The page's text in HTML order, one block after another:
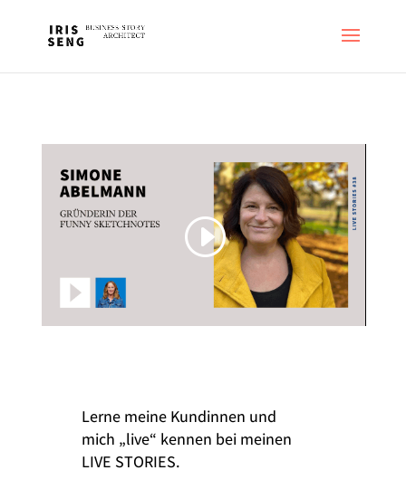
Lerne meine Kundinnen und
mich „live“ kennen bei meinen
LIVE STORIES.